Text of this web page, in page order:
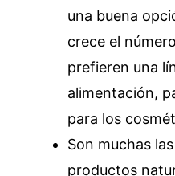
una buena
crece el
prefieren una
alimentación,
para los
Son muchas
productos